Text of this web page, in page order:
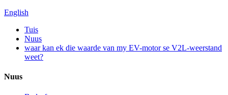
English
Tuis
Nuus
waar kan ek die waarde van my EV-motor se V2L-weerstand
weet?
Nuus